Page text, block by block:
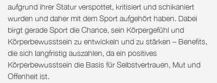
aufgrund ihrer Statur verspottet, kritisiert und schikaniert
wurden und daher mit dem Sport aufgehört haben. Dabei
birgt gerade Sport die Chance, sein Körpergefühl und
Körperbewusstsein zu entwickeln und zu stärken – Benefits,
die sich langfristig auszahlen, da ein positives
Körperbewusstsein die Basis für Selbstvertrauen, Mut und
Offenheit ist.